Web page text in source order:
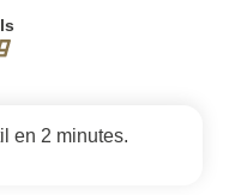
en 2 minutes.